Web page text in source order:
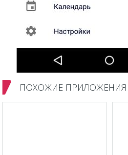
ПОХОЖИЕ ПРИЛОЖЕНИЯ